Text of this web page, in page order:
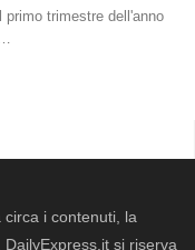
primo trimestre dell'anno
i contenuti, la
si riserva